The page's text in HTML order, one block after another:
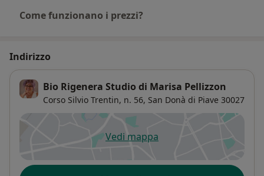
Come funzionano i prezzi?
Indirizzo
Bio Rigenera Studio di Marisa Pellizzon
Corso Silvio Trentin, n. 56, San Donà di Piave 30027
Vedi mappasi apre in una nuova scheda
Disponibilità